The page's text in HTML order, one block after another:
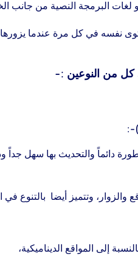
نفسه في كل مرة عندما
كل من النوعين :-
دائماً والتحديث بها سهل
والزوار، وتتميز أيضا
إلى المواقع الديناميكية،